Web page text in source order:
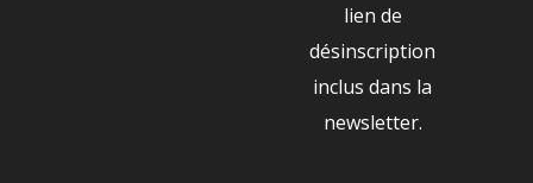
lien de
désinscription
inclus dans la
newsletter.